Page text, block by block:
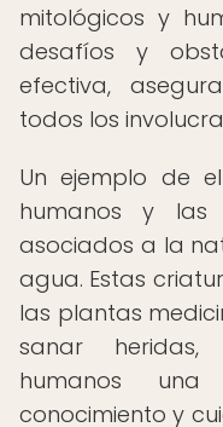
mitológicos y
desafíos y
efectiva,
todos los
Un ejemplo de
humanos y las
asociados a la
agua. Estas
las plantas
sanar
humanos
conocimiento y